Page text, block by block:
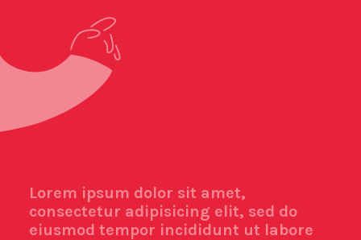
Lorem ipsum dolor sit amet,
consectetur adipisicing elit, sed do
eiusmod tempor incididunt ut labore